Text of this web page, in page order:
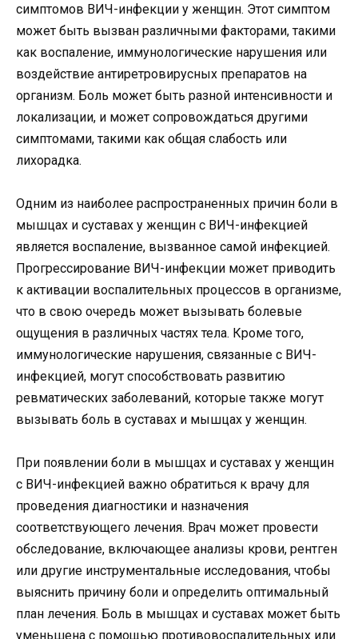
симптомов ВИЧ-инфекции у женщин. Этот симптом
может быть вызван различными факторами, такими
как воспаление, иммунологические нарушения или
воздействие антиретровирусных препаратов на
организм. Боль может быть разной интенсивности и
локализации, и может сопровождаться другими
симптомами, такими как общая слабость или
лихорадка.
Одним из наиболее распространенных причин боли в
мышцах и суставах у женщин с ВИЧ-инфекцией
является воспаление, вызванное самой инфекцией.
Прогрессирование ВИЧ-инфекции может приводить
к активации воспалительных процессов в организме,
что в свою очередь может вызывать болевые
ощущения в различных частях тела. Кроме того,
иммунологические нарушения, связанные с ВИЧ-
инфекцией, могут способствовать развитию
ревматических заболеваний, которые также могут
вызывать боль в суставах и мышцах у женщин.
При появлении боли в мышцах и суставах у женщин
с ВИЧ-инфекцией важно обратиться к врачу для
проведения диагностики и назначения
соответствующего лечения. Врач может провести
обследование, включающее анализы крови, рентген
или другие инструментальные исследования, чтобы
выяснить причину боли и определить оптимальный
план лечения. Боль в мышцах и суставах может быть
уменьшена с помощью противовоспалительных или